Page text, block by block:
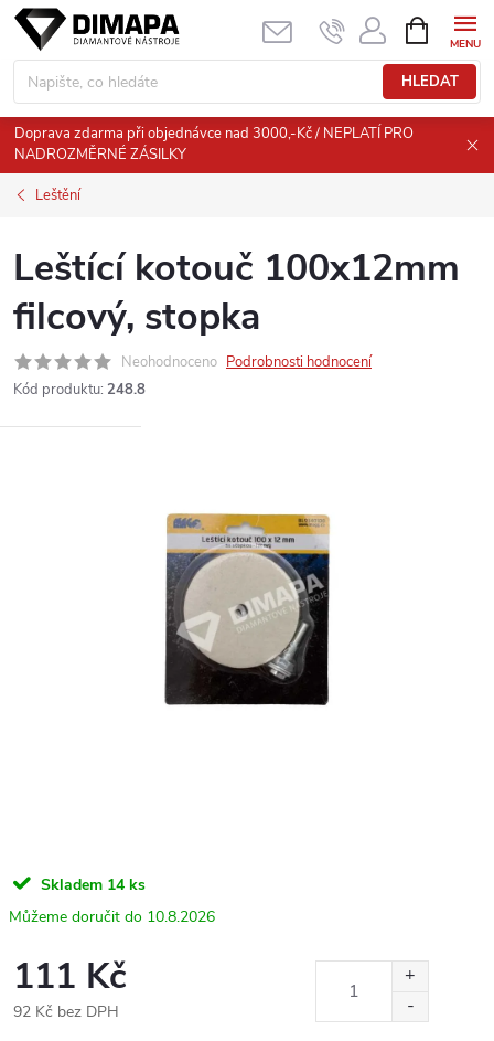
Přejít
obsah
HLEDAT
NÁKUPNÍ
KOŠÍK
Doprava zdarma při objednávce nad 3000,-Kč / NEPLATÍ PRO
NADROZMĚRNÉ ZÁSILKY
Leštění
Leštící kotouč 100x12mm
filcový, stopka
Neohodnoceno Podrobnosti hodnocení
Kód produktu: 248.8
Skladem 14 ks
10.8.2026
111 Kč
92 Kč bez DPH